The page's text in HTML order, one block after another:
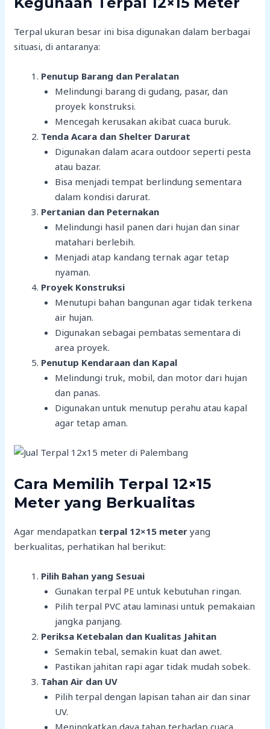
Terpal ukuran besar ini bisa digunakan dalam berbagai
situasi, di antaranya:
Penutup Barang dan Peralatan
Melindungi barang di gudang, pasar, dan
proyek konstruksi.
Mencegah kerusakan akibat cuaca buruk.
Tenda Acara dan Shelter Darurat
Digunakan dalam acara outdoor seperti pesta
atau bazar.
Bisa menjadi tempat berlindung sementara
dalam kondisi darurat.
Pertanian dan Peternakan
Melindungi hasil panen dari hujan dan sinar
matahari berlebih.
Menjadi atap kandang ternak agar tetap
nyaman.
Proyek Konstruksi
Menutupi bahan bangunan agar tidak terkena
air hujan.
Digunakan sebagai pembatas sementara di
area proyek.
Penutup Kendaraan dan Kapal
Melindungi truk, mobil, dan motor dari hujan
dan panas.
Digunakan untuk menutup perahu atau kapal
agar tetap aman.
Cara Memilih Terpal 12×15
Meter yang Berkualitas
Agar mendapatkan terpal 12×15 meter yang
berkualitas, perhatikan hal berikut:
Pilih Bahan yang Sesuai
Gunakan terpal PE untuk kebutuhan ringan.
Pilih terpal PVC atau laminasi untuk pemakaian
jangka panjang.
Periksa Ketebalan dan Kualitas Jahitan
Semakin tebal, semakin kuat dan awet.
Pastikan jahitan rapi agar tidak mudah sobek.
Tahan Air dan UV
Pilih terpal dengan lapisan tahan air dan sinar
UV.
Meningkatkan daya tahan terhadap cuaca